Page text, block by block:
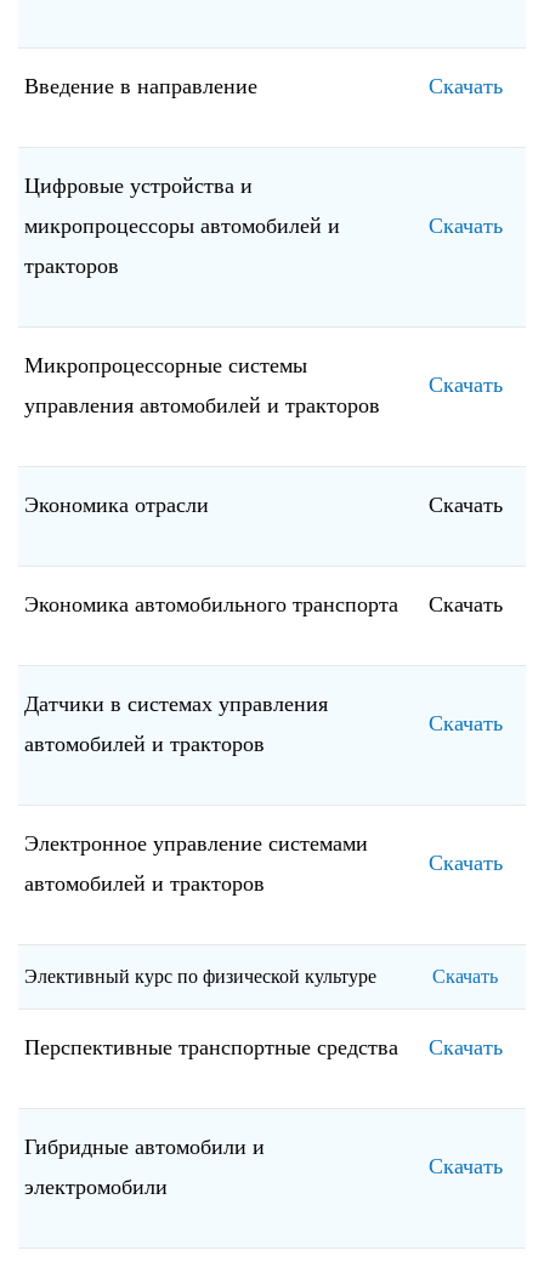
Введение в направление Скачать
Цифровые устройства и
микропроцессоры автомобилей и
тракторов
Скачать
Микропроцессорные системы
управления автомобилей и тракторов
Скачать
Экономика отрасли Скачать
Экономика автомобильного транспорта Скачать
Датчики в системах управления
автомобилей и тракторов
Скачать
Электронное управление системами
автомобилей и тракторов
Скачать
Элективный курс по физической культуре Скачать
Перспективные транспортные средства Скачать
Гибридные автомобили и
электромобили
Скачать